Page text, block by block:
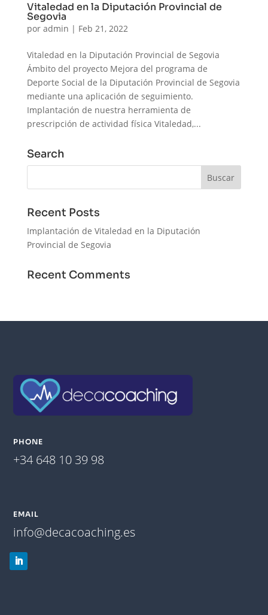
Vitaledad en la Diputación Provincial de
Segovia
por admin | Feb 21, 2022
Vitaledad en la Diputación Provincial de Segovia
Ámbito del proyecto Mejora del programa de
Deporte Social de la Diputación Provincial de Segovia
mediante una aplicación de seguimiento.
Implantación de nuestra herramienta de
prescripción de actividad física Vitaledad,...
Search
Recent Posts
Implantación de Vitaledad en la Diputación
Provincial de Segovia
Recent Comments
PHONE
+34 648 10 39 98
EMAIL
info@decacoaching.es